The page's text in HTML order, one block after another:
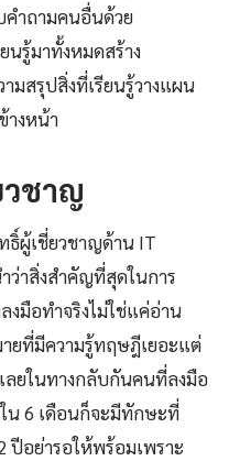
คำถามคนอื่นด้วย
นรู้มาทั้งหมดสร้าง
มสรุปสิ่งที่เรียนรู้วางแผน
างหน้า
วชาญ
ผู้เชี่ยวชาญด้าน IT
ว่าสิ่งสำคัญที่สุดในการ
งมือทำจริงไม่ใช่แค่อ่าน
ยที่มีความรู้ทฤษฎีเยอะแต่
ลยในทางกลับกันคนที่ลงมือ
น 6 เดือนก็จะมีทักษะที่
ปีอย่ารอให้พร้อมเพราะ